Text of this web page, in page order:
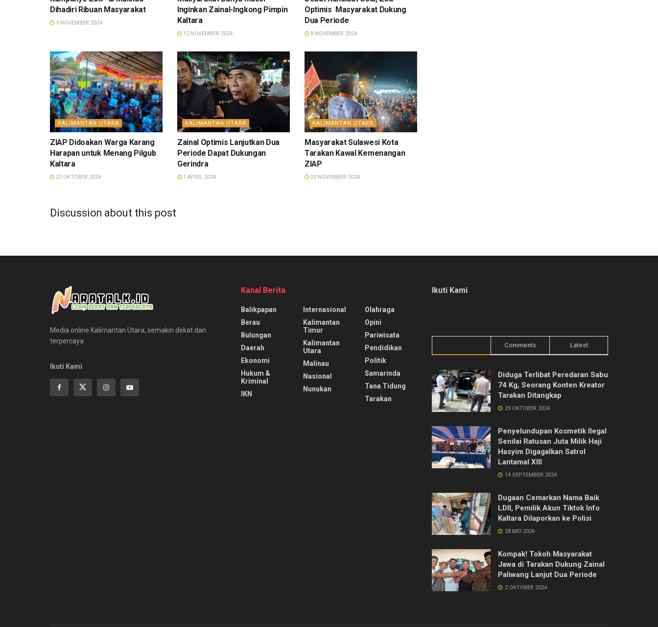
Dihadiri Ribuan Masyarakat
3 NOVEMBER 2024
Inginkan Zainal-Ingkong Pimpin
Kaltara
12 NOVEMBER 2024
Optimis Masyarakat Dukung
Dua Periode
8 NOVEMBER 2024
KALIMANTAN UTARA
ZIAP Didoakan Warga Karang
Harapan untuk Menang Pilgub
Kaltara
27 OKTOBER 2024
KALIMANTAN UTARA
Zainal Optimis Lanjutkan Dua
Periode Dapat Dukungan
Gerindra
1 APRIL 2024
KALIMANTAN UTARA
Masyarakat Sulawesi Kota
Tarakan Kawal Kemenangan
ZIAP
23 NOVEMBER 2024
Discussion about this post
Media online Kalimantan Utara, semakin dekat dan
terpercaya
Ikuti Kami
Kanal Berita
Balikpapan
Berau
Bulungan
Daerah
Ekonomi
Hukum &
Kriminal
IKN
Internasional
Kalimantan
Timur
Kalimantan
Utara
Malinau
Nasional
Nunukan
Olahraga
Opini
Pariwisata
Pendidikan
Politik
Samarinda
Tana Tidung
Tarakan
Ikuti Kami
Comments Latest
Diduga Terlibat Peredaran Sabu
74 Kg, Seorang Konten Kreator
Tarakan Ditangkap
29 OKTOBER 2024
Penyelundupan Kosmetik Ilegal
Senilai Ratusan Juta Milik Haji
Hasyim Digagalkan Satrol
Lantamal XIII
14 SEPTEMBER 2024
Dugaan Cemarkan Nama Baik
LDII, Pemilik Akun Tiktok Info
Kaltara Dilaporkan ke Polisi
28 MEI 2026
Kompak! Tokoh Masyarakat
Jawa di Tarakan Dukung Zainal
Paliwang Lanjut Dua Periode
2 OKTOBER 2024